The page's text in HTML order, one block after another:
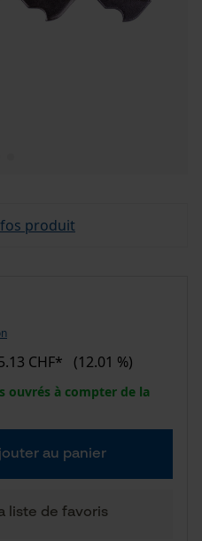
produit
CHF* (12.01 %)
ouvrés à compter de la
au panier
liste de favoris